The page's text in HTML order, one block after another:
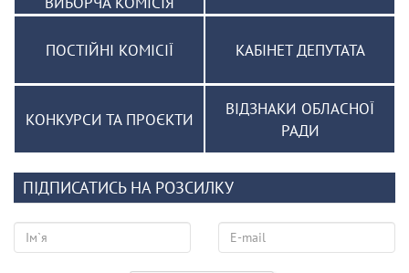
ПОСТІЙНІ КОМІСІЇ КАБІНЕТ ДЕПУТАТА
КОНКУРСИ ТА ПРОЄКТИ
ВІДЗНАКИ ОБЛАСНОЇ
РАДИ
ПІДПИСАТИСЬ НА РОЗСИЛКУ